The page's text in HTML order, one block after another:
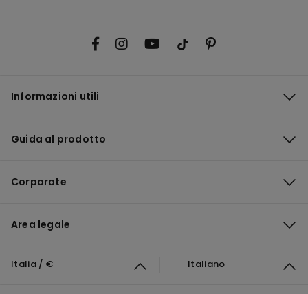
Informazioni utili
Guida al prodotto
Corporate
Area legale
Italia / € Italiano